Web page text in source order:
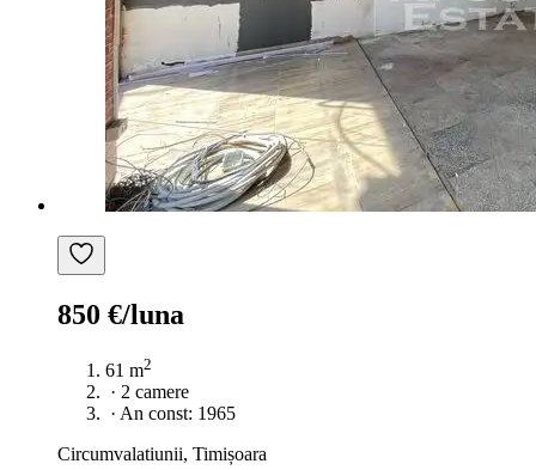
850 €/luna
61 m2
· 2 camere
· An const: 1965
Circumvalatiunii, Timișoara